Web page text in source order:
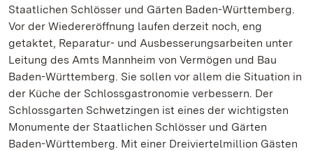
Staatlichen Schlösser und Gärten Baden-Württemberg.
Vor der Wiedereröffnung laufen derzeit noch, eng
getaktet, Reparatur- und Ausbesserungsarbeiten unter
Leitung des Amts Mannheim von Vermögen und Bau
Baden-Württemberg. Sie sollen vor allem die Situation in
der Küche der Schlossgastronomie verbessern. Der
Schlossgarten Schwetzingen ist eines der wichtigsten
Monumente der Staatlichen Schlösser und Gärten
Baden-Württemberg. Mit einer Dreiviertelmillion Gästen